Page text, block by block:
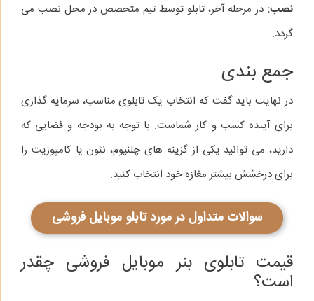
نصب: در مرحله آخر، تابلو توسط تیم متخصص در محل نصب می‌
گردد.
جمع‌ بندی
در نهایت باید گفت که انتخاب یک تابلوی مناسب، سرمایه‌ گذاری
برای آینده کسب‌ و کار شماست. با توجه به بودجه و فضایی که
دارید، می‌ توانید یکی از گزینه‌ های چلنیوم، نئون یا کامپوزیت را
برای درخشش بیشتر مغازه خود انتخاب کنید.
سوالات متداول در مورد تابلو موبایل فروشی
قیمت تابلوی بنر موبایل فروشی چقدر
است؟